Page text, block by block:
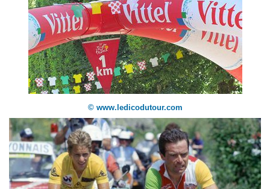
© www.ledicodutour.com